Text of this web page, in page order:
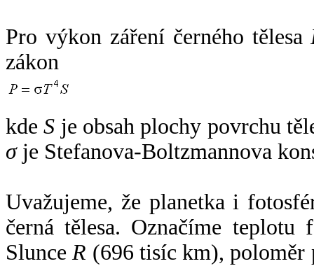
Pro výkon záření černého tělesa
zákon
kdeS je obsah plochy povrchu
σje Stefanova-Boltzmannova
Uvažujeme, že planetka i
černá tělesa. Označíme
SlunceR (696 tisíc km),